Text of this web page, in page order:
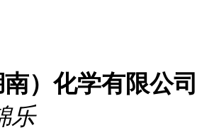
）化学有限公司
乐